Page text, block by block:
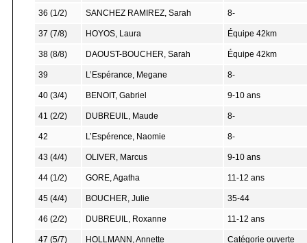
36 (1/2) SANCHEZ RAMIREZ, Sarah 8-
37 (7/8) HOYOS, Laura Équipe 42km
38 (8/8) DAOUST-BOUCHER, Sarah Équipe 42km
39 L’Espérance, Megane 8-
40 (3/4) BENOIT, Gabriel 9-10 ans
41 (2/2) DUBREUIL, Maude 8-
42 L’Espérence, Naomie 8-
43 (4/4) OLIVER, Marcus 9-10 ans
44 (1/2) GORE, Agatha 11-12 ans
45 (4/4) BOUCHER, Julie 35-44
46 (2/2) DUBREUIL, Roxanne 11-12 ans
47 (5/7) HOLLMANN, Annette Catégorie ouverte